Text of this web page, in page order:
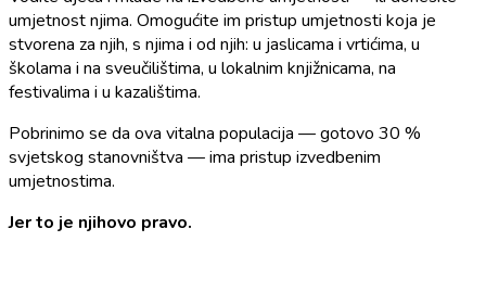
umjetnost njima. Omogućite im pristup umjetnosti koja je
stvorena za njih, s njima i od njih: u jaslicama i vrtićima, u
školama i na sveučilištima, u lokalnim knjižnicama, na
festivalima i u kazalištima.
Pobrinimo se da ova vitalna populacija — gotovo 30 %
svjetskog stanovništva — ima pristup izvedbenim
umjetnostima.
Jer to je njihovo pravo.